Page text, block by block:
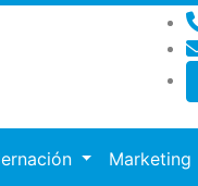
Marketing